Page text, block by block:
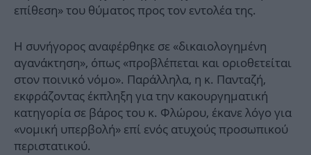
επίθεση» του θύματος προς τον εντολέα της.
Η συνήγορος αναφέρθηκε σε «δικαιολογημένη
αγανάκτηση», όπως «προβλέπεται και οριοθετείται
στον ποινικό νόμο». Παράλληλα, η κ. Πανταζή,
εκφράζοντας έκπληξη για την κακουργηματική
κατηγορία σε βάρος του κ. Φλώρου, έκανε λόγο για
«νομική υπερβολή» επί ενός ατυχούς προσωπικού
περιστατικού.